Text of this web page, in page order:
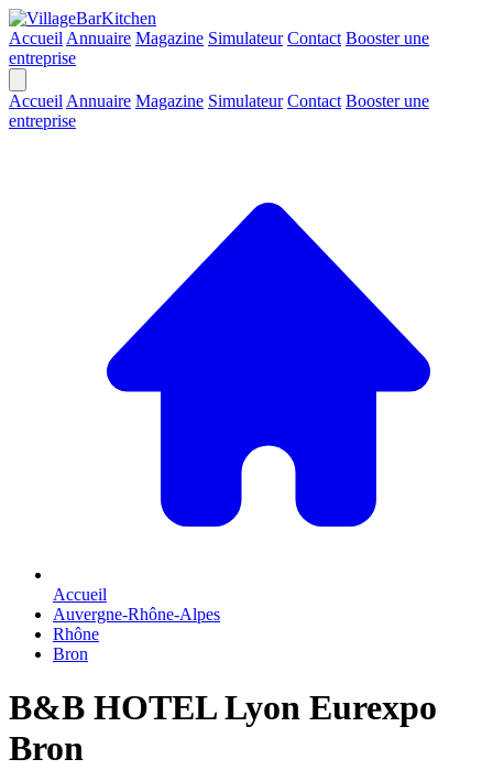
Accueil Annuaire Magazine Simulateur Contact Booster une
entreprise
Accueil Annuaire Magazine Simulateur Contact Booster une
entreprise
Accueil
Auvergne-Rhône-Alpes
Rhône
Bron
B&B HOTEL Lyon Eurexpo
Bron